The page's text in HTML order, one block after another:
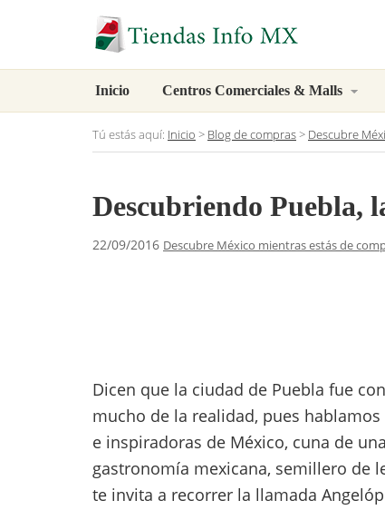
Inicio Centros Comerciales & Malls
Tú estás aquí: Inicio > Blog de compras> Descubre
Descubriendo Puebla,
22/09/2016 Descubre México mientras estás de
Dicen que la ciudad de Puebla fue
mucho de la realidad, pues
e inspiradoras de México, cuna de
gastronomía mexicana, semillero de
te invita a recorrer la llamada